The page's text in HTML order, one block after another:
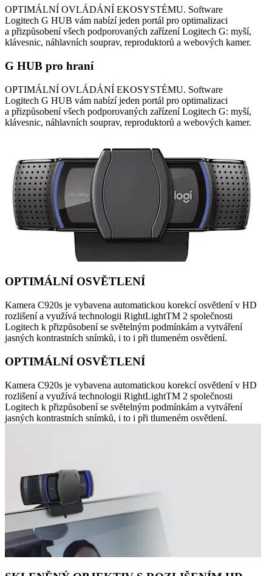
OPTIMÁLNÍ OVLÁDÁNÍ EKOSYSTÉMU. Software
Logitech G HUB vám nabízí jeden portál pro optimalizaci
a přizpůsobení všech podporovaných zařízení Logitech G: myší,
klávesnic, náhlavních souprav, reproduktorů a webových kamer.
G HUB pro hraní
OPTIMÁLNÍ OVLÁDÁNÍ EKOSYSTÉMU. Software
Logitech G HUB vám nabízí jeden portál pro optimalizaci
a přizpůsobení všech podporovaných zařízení Logitech G: myší,
klávesnic, náhlavních souprav, reproduktorů a webových kamer.
OPTIMÁLNÍ OSVĚTLENÍ
Kamera C920s je vybavena automatickou korekcí osvětlení v HD
rozlišení a využívá technologii RightLightTM 2 společnosti
Logitech k přizpůsobení se světelným podmínkám a vytváření
jasných kontrastních snímků, i to i při tlumeném osvětlení.
OPTIMÁLNÍ OSVĚTLENÍ
Kamera C920s je vybavena automatickou korekcí osvětlení v HD
rozlišení a využívá technologii RightLightTM 2 společnosti
Logitech k přizpůsobení se světelným podmínkám a vytváření
jasných kontrastních snímků, i to i při tlumeném osvětlení.